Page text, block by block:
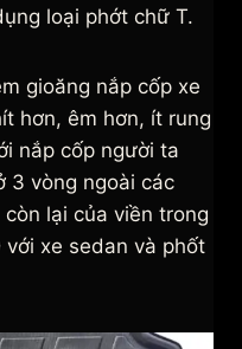
loại phớt chữ T.
gioăng nắp cốp xe
hơn, êm hơn, ít rung
nắp cốp người ta
3 vòng ngoài các
lại của viền trong
xe sedan và phốt